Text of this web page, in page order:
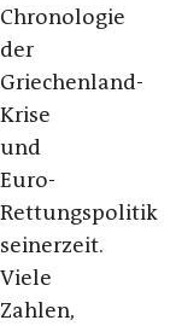
Chronologie
der
Griechenland-
Krise
und
Euro-
Rettungspolitik
seinerzeit.
Viele
Zahlen,